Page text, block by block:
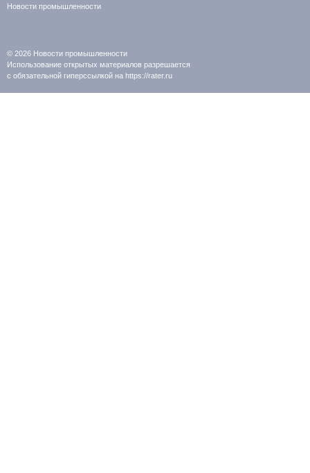
Новости промышленности
© 2026 Новости промышленности
Использование открытых материалов разрешается
с обязательной гиперссылкой на https://rater.ru